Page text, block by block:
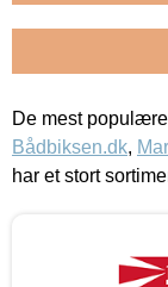
De mest
Bådbiksen.dk,
har et stort